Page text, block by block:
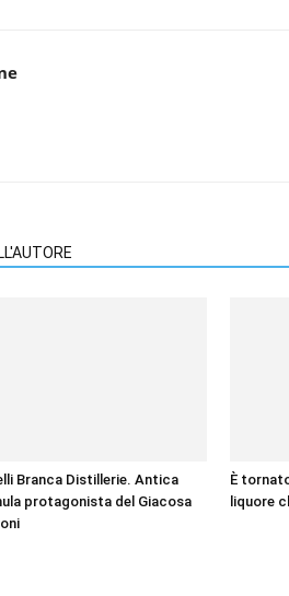
Branca Distillerie. Antica
protagonista del Giacosa
È
liquore